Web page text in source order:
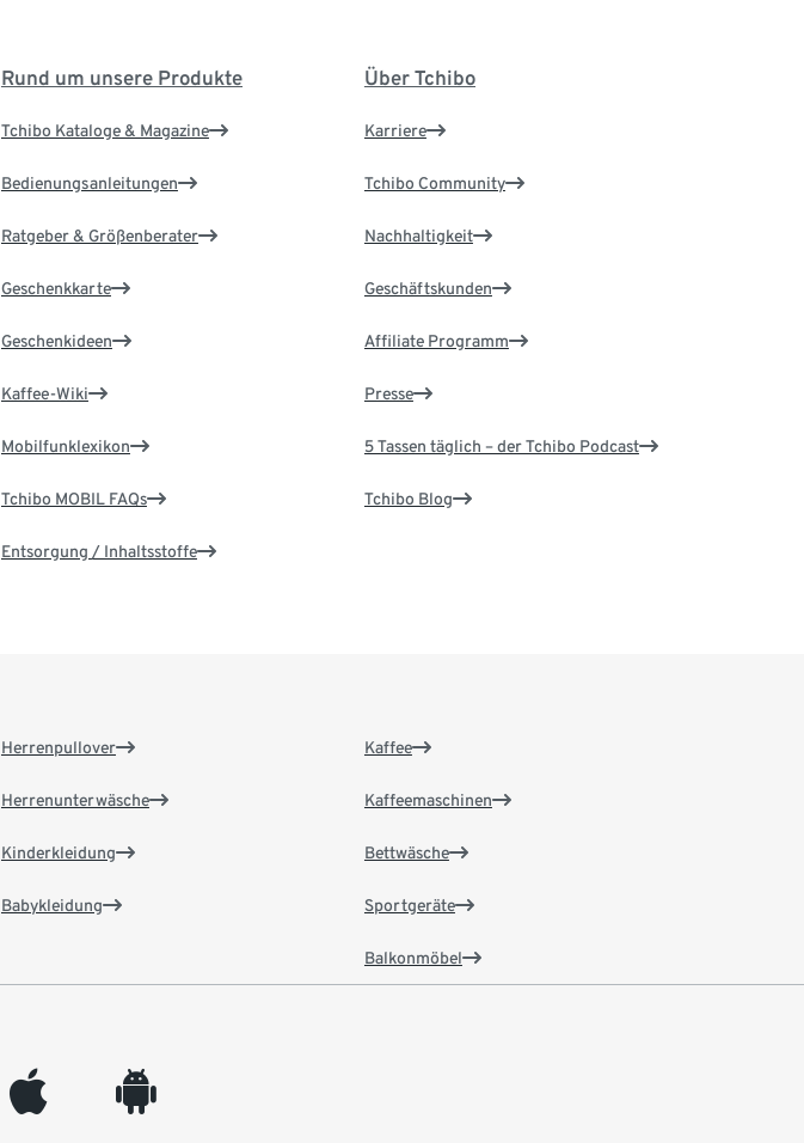
Rund um unsere Produkte
Tchibo Kataloge & Magazine
Bedienungsanleitungen
Ratgeber & Größenberater
Geschenkkarte
Geschenkideen
Kaffee-Wiki
Mobilfunklexikon
Tchibo MOBIL FAQs
Entsorgung / Inhaltsstoffe
Über Tchibo
Karriere
Tchibo Community
Nachhaltigkeit
Geschäftskunden
Affiliate Programm
Presse
5 Tassen täglich – der Tchibo Podcast
Tchibo Blog
Herrenpullover
Herrenunterwäsche
Kinderkleidung
Babykleidung
Kaffee
Kaffeemaschinen
Bettwäsche
Sportgeräte
Balkonmöbel
appleinc android